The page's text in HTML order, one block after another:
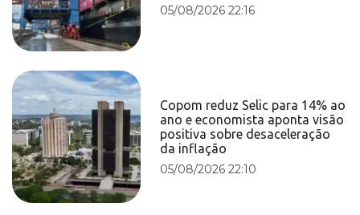
05/08/2026 22:16
Copom reduz Selic para 14% ao
ano e economista aponta visão
positiva sobre desaceleração
da inflação
05/08/2026 22:10